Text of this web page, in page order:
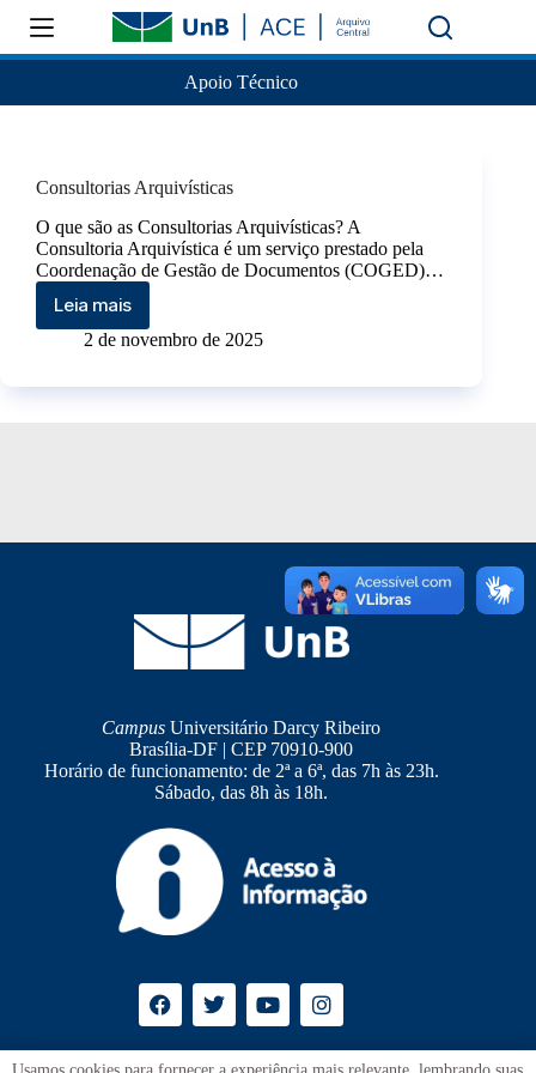
Apoio Técnico
Consultorias Arquivísticas
O que são as Consultorias Arquivísticas? A
Consultoria Arquivística é um serviço prestado pela
Coordenação de Gestão de Documentos (COGED)…
Leia mais
2 de novembro de 2025
Campus Universitário Darcy Ribeiro
Brasília-DF | CEP 70910-900
Horário de funcionamento: de 2ª a 6ª, das 7h às 23h.
Sábado, das 8h às 18h.
UnB